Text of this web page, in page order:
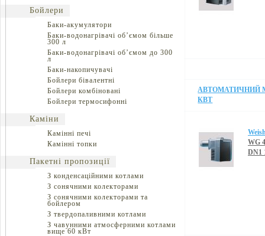
Бойлери
Баки-акумулятори
Баки-водонагрівачі об’ємом більше
300 л
Баки-водонагрівачі об’ємом до 300
л
Баки-накопичувачі
Бойлери бівалентні
Бойлери комбіновані
Бойлери термосифонні
Каміни
Камінні печі
Камінні топки
Пакетні пропозиції
З конденсаційними котлами
З сонячними колекторами
З сонячними колекторами та
бойлером
З твердопаливними котлами
З чавунними атмосферними котлами
вище 60 кВт
АВТОМАТИЧНИЙ
КВТ
WG
DN1